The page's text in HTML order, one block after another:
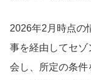
2026年2月時点の
事を経由してセゾ
会し、所定の条件